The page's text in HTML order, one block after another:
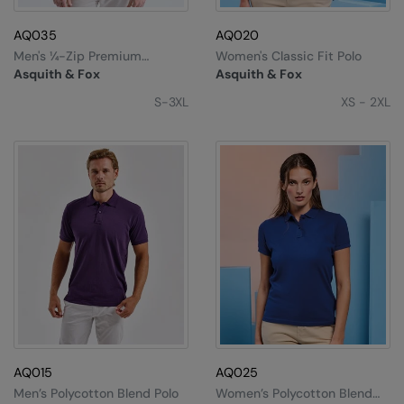
Kariban
Kariban Proact
KiMood
Maddins
Madeira
MagiCut
Marketing Hub
Mumbles
New Morning Studios
AQ035
Asquith & Fox
Men's ¼-Zip Premium
Sweatshirt
S-3XL
AQ020
Asquith & Fox
Women's Classic Fit Polo
XS - 2XL
AQ015
Men’s Polycotton Blend Polo
AQ025
Women’s Polycotton Blend